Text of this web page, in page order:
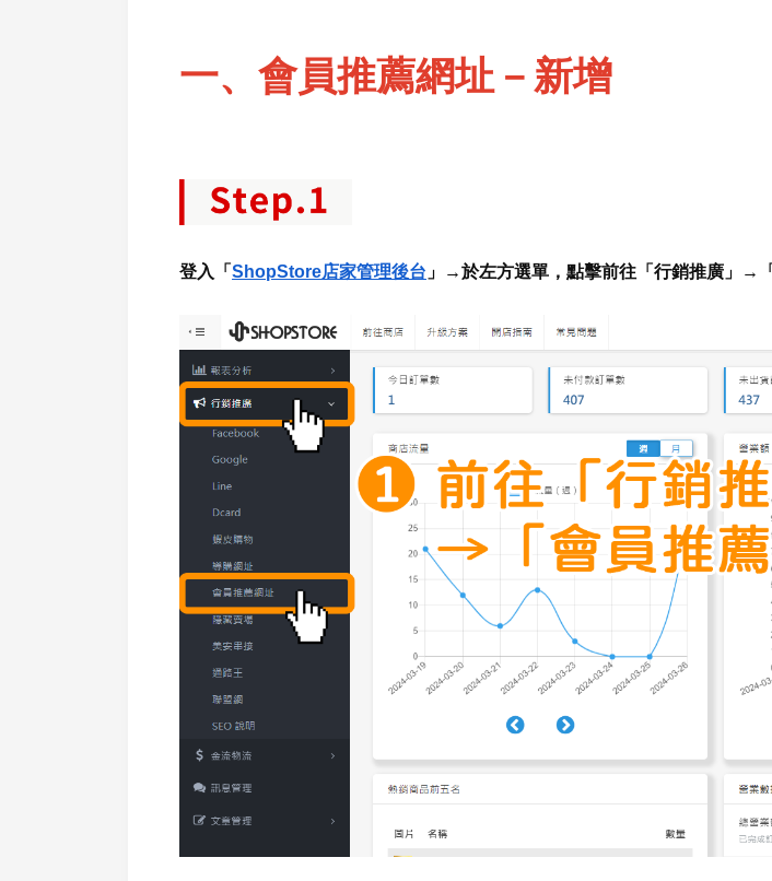
一、會員推薦網址－新增
登入「 ShopStore店家管理後台 」→於左方選單，點擊前往「行銷推廣」→